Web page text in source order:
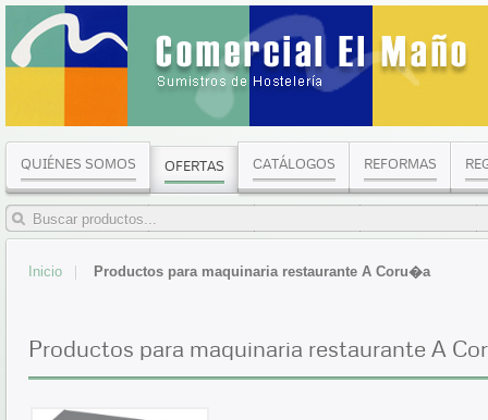
QUIÉNES SOMOS OFERTAS CATÁLOGOS REFORMAS
Inicio Productos para maquinaria restaurante A Coru�a
Productos para maquinaria restaurante A